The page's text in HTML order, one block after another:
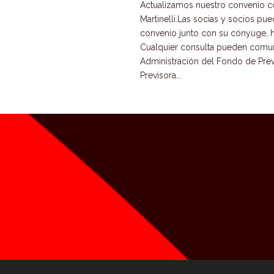
Actualizamos nuestro convenio
Martinelli.Las socias y socios
convenio junto con su cónyuge,
Cualquier consulta pueden
Administración del Fondo de
Previsora...